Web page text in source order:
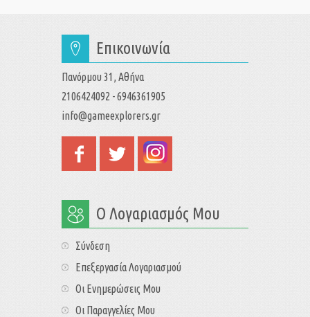
Επικοινωνία
Πανόρμου 31, Αθήνα
2106424092 - 6946361905
info@gameexplorers.gr
Ο Λογαριασμός Μου
Σύνδεση
Επεξεργασία Λογαριασμού
Οι Ενημερώσεις Μου
Οι Παραγγελίες Μου